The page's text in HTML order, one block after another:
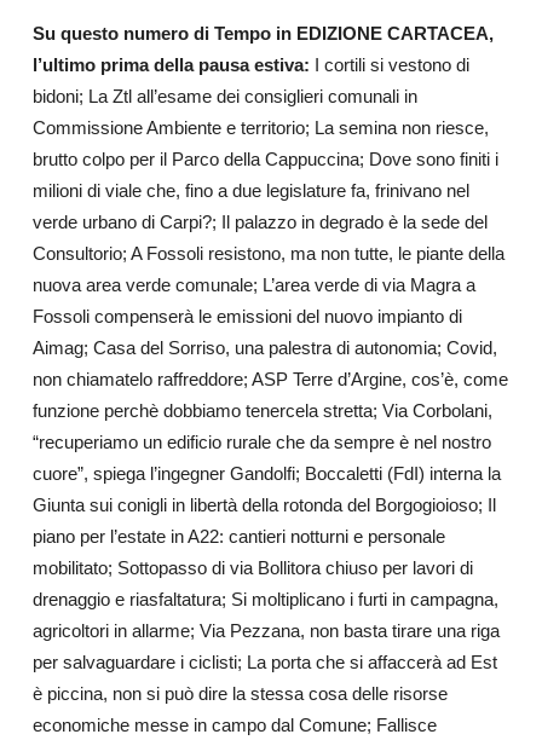
Su questo numero di Tempo in EDIZIONE CARTACEA,
l’ultimo prima della pausa estiva: I cortili si vestono di
bidoni; La Ztl all’esame dei consiglieri comunali in
Commissione Ambiente e territorio; La semina non riesce,
brutto colpo per il Parco della Cappuccina; Dove sono finiti i
milioni di viale che, fino a due legislature fa, frinivano nel
verde urbano di Carpi?; Il palazzo in degrado è la sede del
Consultorio; A Fossoli resistono, ma non tutte, le piante della
nuova area verde comunale; L’area verde di via Magra a
Fossoli compenserà le emissioni del nuovo impianto di
Aimag; Casa del Sorriso, una palestra di autonomia; Covid,
non chiamatelo raffreddore; ASP Terre d’Argine, cos’è, come
funzione perchè dobbiamo tenercela stretta; Via Corbolani,
“recuperiamo un edificio rurale che da sempre è nel nostro
cuore”, spiega l’ingegner Gandolfi; Boccaletti (FdI) interna la
Giunta sui conigli in libertà della rotonda del Borgogioioso; Il
piano per l’estate in A22: cantieri notturni e personale
mobilitato; Sottopasso di via Bollitora chiuso per lavori di
drenaggio e riasfaltatura; Si moltiplicano i furti in campagna,
agricoltori in allarme; Via Pezzana, non basta tirare una riga
per salvaguardare i ciclisti; La porta che si affaccerà ad Est
è piccina, non si può dire la stessa cosa delle risorse
economiche messe in campo dal Comune; Fallisce